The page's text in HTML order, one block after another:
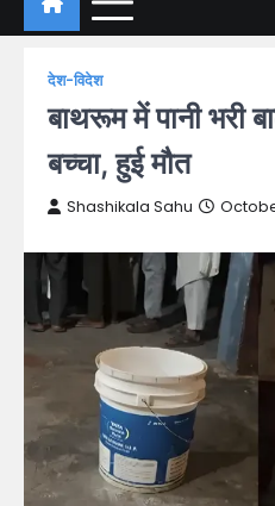
देश-विदेश
बाथरूम में पानी भरी
बच्चा, हुई मौत
Shashikala Sahu